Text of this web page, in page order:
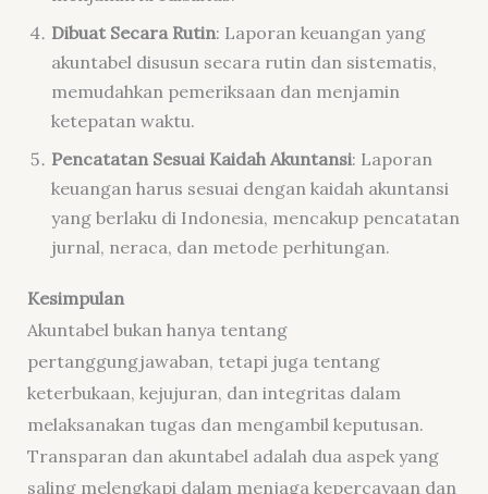
Dibuat Secara Rutin: Laporan keuangan yang
akuntabel disusun secara rutin dan sistematis,
memudahkan pemeriksaan dan menjamin
ketepatan waktu.
Pencatatan Sesuai Kaidah Akuntansi: Laporan
keuangan harus sesuai dengan kaidah akuntansi
yang berlaku di Indonesia, mencakup pencatatan
jurnal, neraca, dan metode perhitungan.
Kesimpulan
Akuntabel bukan hanya tentang
pertanggungjawaban, tetapi juga tentang
keterbukaan, kejujuran, dan integritas dalam
melaksanakan tugas dan mengambil keputusan.
Transparan dan akuntabel adalah dua aspek yang
saling melengkapi dalam menjaga kepercayaan dan